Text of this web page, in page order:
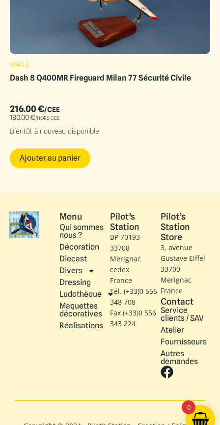
VF412
Dash 8 Q400MR Fireguard Milan 77 Sécurité Civile
216.00€/CEE
180.00€/HORS CEE
Bientôt à nouveau disponible
Ajouter au panier
Menu
Qui sommes
nous ?
Décoration
Diecast
Divers
Dressing
Ludothèque
Maquettes
décoratives
Réalisations
Pilot’s
Station
BP 70193
33708
Merignac
cedex
France
Tél. (+33)0 556
348 708
Fax (+33)0 556
343 224
Pilot’s
Station
Store
3, avenue
Gustave Eiffel​
33700
Merignac
France
Contact
Service
clients / SAV
Atelier
Fournisseurs
Autres
demandes
0